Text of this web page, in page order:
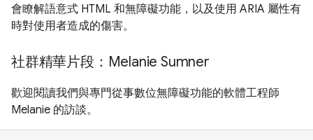
會瞭解語意式 HTML 和無障礙功能，以及使用 ARIA 屬性有
時對使用者造成的傷害。
社群精華片段：Melanie Sumner
歡迎閱讀我們與專門從事數位無障礙功能的軟體工程師
Melanie 的訪談。